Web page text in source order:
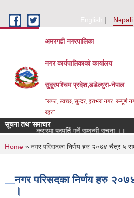
English
Nepali
अमरगढी नगरपालिका
नगर कार्यपालिकाको कार्यालय
सुदूरपश्चिम प्रदेश,डडेल्धुरा-नेपाल
"सफा, स्वच्छ, सुन्दर, हराभरा नगर: सम्पूर्ण
रहर"
सूचना तथा समाचार
नर्सको सेवा करारमा पदपूर्ति गर्ने सम्वन्धी सूचना ।।
You are here
Home » नगर परिसदका निर्णय हरु २०७४ चैत्र ५
नगर परिसदका निर्णय हरु
।